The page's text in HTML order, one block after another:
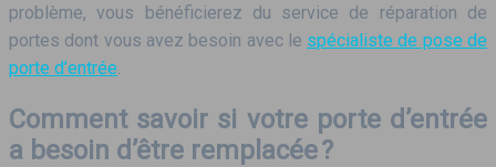
problème, vous bénéficierez du service de réparation de
portes dont vous avez besoin avec le spécialiste de pose de
porte d’entrée
Comment savoir si votre porte d’entrée
a besoin d’être remplacée ?